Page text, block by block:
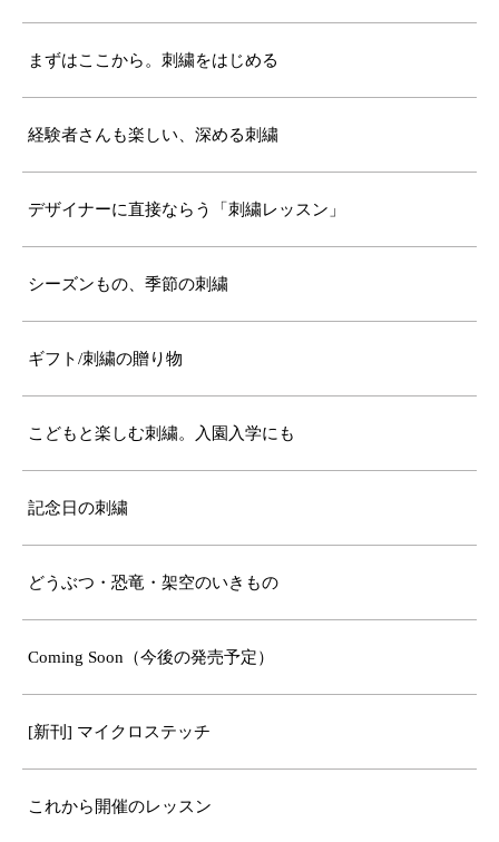
まずはここから。刺繍をはじめる
経験者さんも楽しい、深める刺繍
デザイナーに直接ならう「刺繍レッスン」
シーズンもの、季節の刺繍
ギフト/刺繍の贈り物
こどもと楽しむ刺繍。入園入学にも
記念日の刺繍
どうぶつ・恐竜・架空のいきもの
Coming Soon（今後の発売予定）
[新刊] マイクロステッチ
これから開催のレッスン